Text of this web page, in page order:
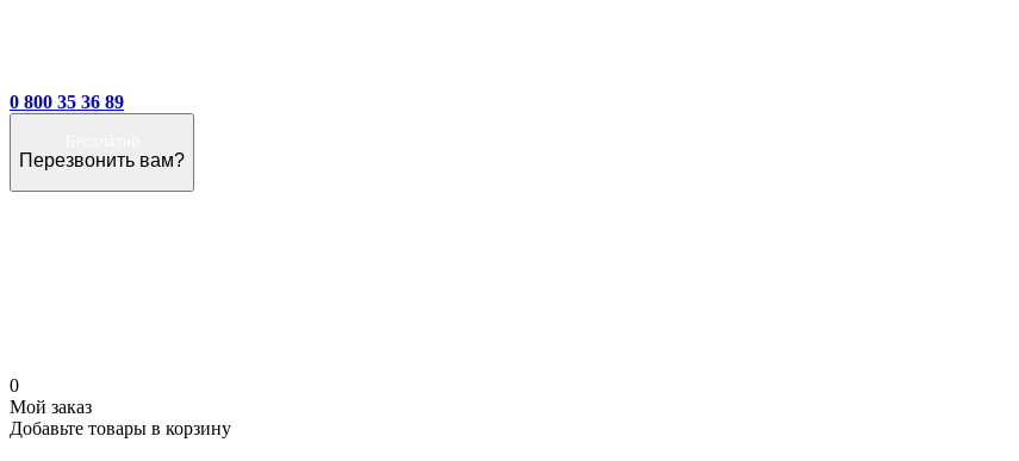
0 800 35 36 89
Перезвонить вам?
0
Мой заказ
Добавьте товары в корзину